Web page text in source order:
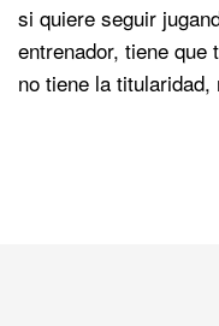
si quiere seguir
entrenador, tiene que
no tiene la